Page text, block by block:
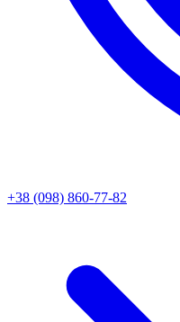
+38 (098) 860-77-82